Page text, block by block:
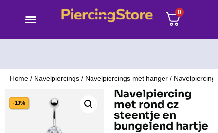
0
Home / Navelpiercings / Navelpiercings met hanger /
-10%
Navelpiercing
met rond cz
steentje en
bungelend hartje